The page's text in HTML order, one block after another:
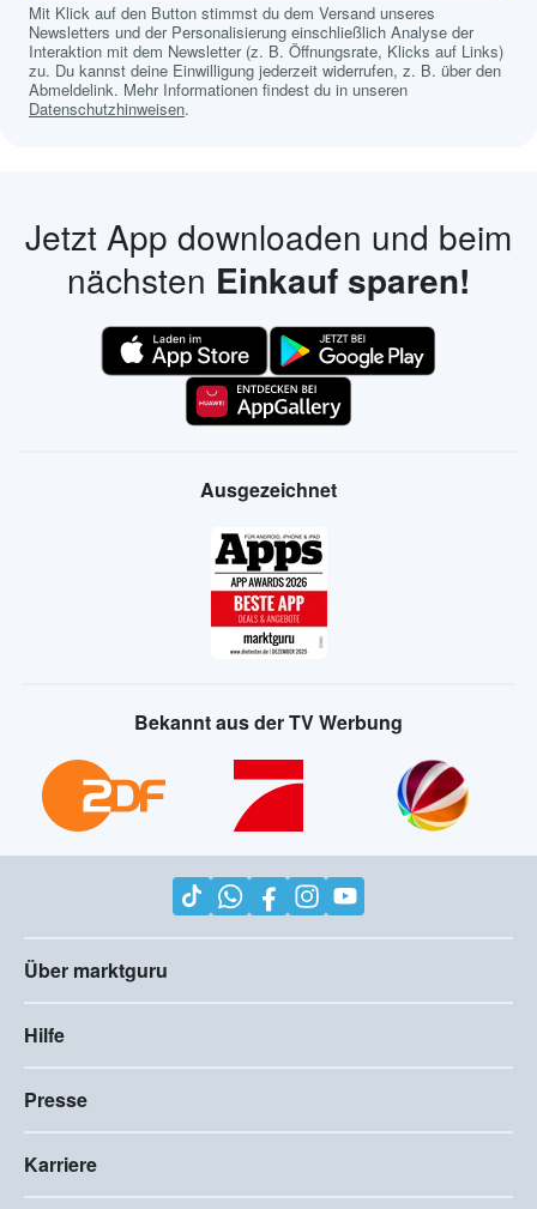
Mit Klick auf den Button stimmst du dem Versand unseres
Newsletters und der Personalisierung einschließlich Analyse der
Interaktion mit dem Newsletter (z. B. Öffnungsrate, Klicks auf Links)
zu. Du kannst deine Einwilligung jederzeit widerrufen, z. B. über den
Abmeldelink. Mehr Informationen findest du in unseren
Datenschutzhinweisen.
Jetzt App downloaden und beim
nächsten Einkauf sparen!
Ausgezeichnet
Bekannt aus der TV Werbung
Über marktguru
Hilfe
Presse
Karriere